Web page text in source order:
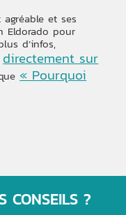
et ses
Eldorado pour
d’infos,
directement sur
« Pourquoi
CONSEILS ?